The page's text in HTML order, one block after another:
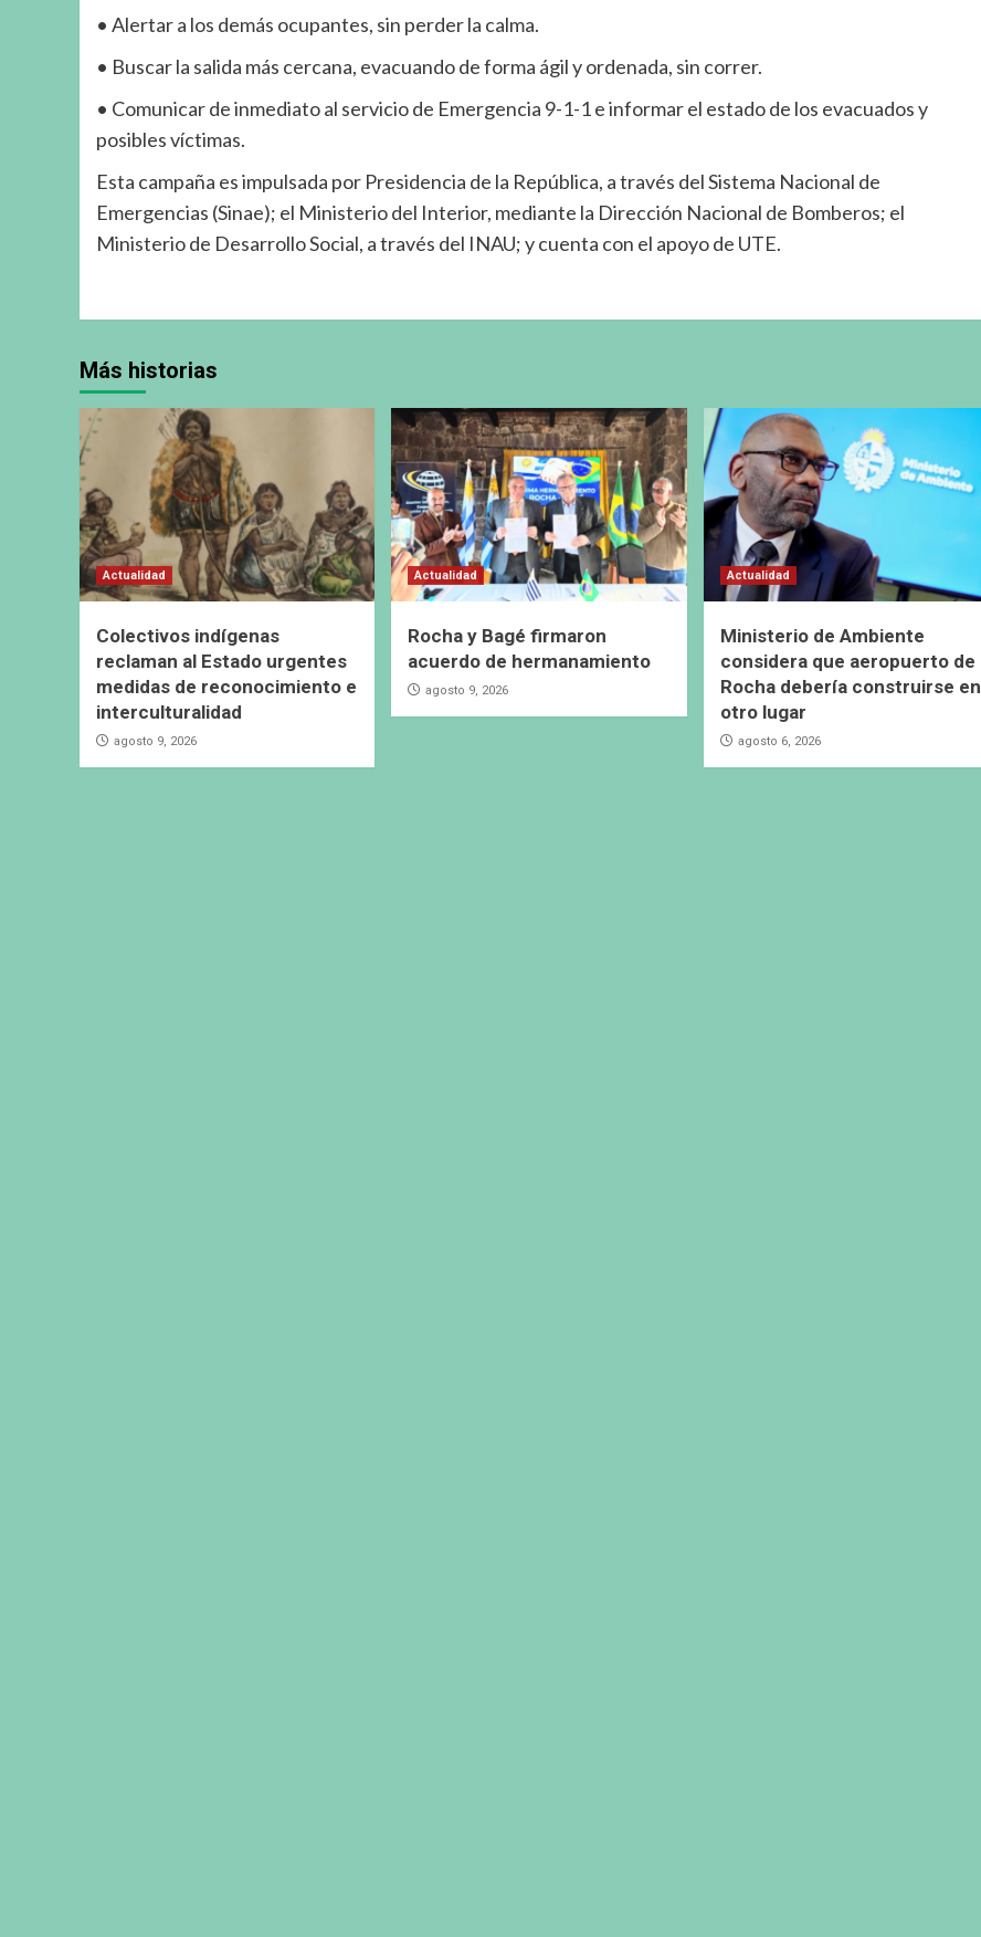
• Alertar a los demás ocupantes, sin perder la calma.
• Buscar la salida más cercana, evacuando de forma ágil y ordenada, sin correr.
• Comunicar de inmediato al servicio de Emergencia 9-1-1 e informar el estado de los evacuados y
posibles víctimas.
Esta campaña es impulsada por Presidencia de la República, a través del Sistema Nacional de
Emergencias (Sinae); el Ministerio del Interior, mediante la Dirección Nacional de Bomberos; el
Ministerio de Desarrollo Social, a través del INAU; y cuenta con el apoyo de UTE.
Más historias
Actualidad
Colectivos indígenas
reclaman al Estado urgentes
medidas de reconocimiento e
interculturalidad
agosto 9, 2026
Actualidad
Rocha y Bagé firmaron
acuerdo de hermanamiento
agosto 9, 2026
Actualidad
Ministerio de Ambiente
considera que aeropuerto de
Rocha debería construirse en
otro lugar
agosto 6, 2026